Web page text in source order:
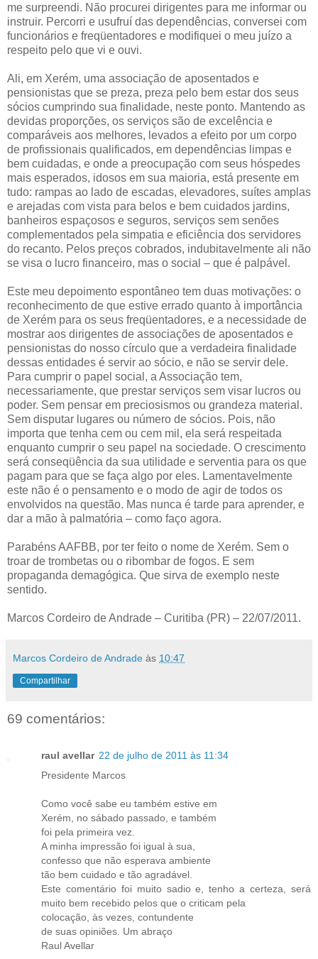
me surpreendi. Não procurei dirigentes para me informar ou
instruir. Percorri e usufruí das dependências, conversei com
funcionários e freqüentadores e modifiquei o meu juízo a
respeito pelo que vi e ouvi.
Ali, em Xerém, uma associação de aposentados e
pensionistas que se preza, preza pelo bem estar dos seus
sócios cumprindo sua finalidade, neste ponto. Mantendo as
devidas proporções, os serviços são de excelência e
comparáveis aos melhores, levados a efeito por um corpo
de profissionais qualificados, em dependências limpas e
bem cuidadas, e onde a preocupação com seus hóspedes
mais esperados, idosos em sua maioria, está presente em
tudo: rampas ao lado de escadas, elevadores, suítes amplas
e arejadas com vista para belos e bem cuidados jardins,
banheiros espaçosos e seguros, serviços sem senões
complementados pela simpatia e eficiência dos servidores
do recanto. Pelos preços cobrados, indubitavelmente ali não
se visa o lucro financeiro, mas o social – que é palpável.
Este meu depoimento espontâneo tem duas motivações: o
reconhecimento de que estive errado quanto à importância
de Xerém para os seus freqüentadores, e a necessidade de
mostrar aos dirigentes de associações de aposentados e
pensionistas do nosso círculo que a verdadeira finalidade
dessas entidades é servir ao sócio, e não se servir dele.
Para cumprir o papel social, a Associação tem,
necessariamente, que prestar serviços sem visar lucros ou
poder. Sem pensar em preciosismos ou grandeza material.
Sem disputar lugares ou número de sócios. Pois, não
importa que tenha cem ou cem mil, ela será respeitada
enquanto cumprir o seu papel na sociedade. O crescimento
será conseqüência da sua utilidade e serventia para os que
pagam para que se faça algo por eles. Lamentavelmente
este não é o pensamento e o modo de agir de todos os
envolvidos na questão. Mas nunca é tarde para aprender, e
dar a mão à palmatória – como faço agora.
Parabéns AAFBB, por ter feito o nome de Xerém. Sem o
troar de trombetas ou o ribombar de fogos. E sem
propaganda demagógica. Que sirva de exemplo neste
sentido.
Marcos Cordeiro de Andrade – Curitiba (PR) – 22/07/2011.
Marcos Cordeiro de Andrade às 10:47
Compartilhar
69 comentários:
raul avellar 22 de julho de 2011 às 11:34
Presidente Marcos
Como você sabe eu também estive em
Xerém, no sábado passado, e também
foi pela primeira vez.
A minha impressão foi igual à sua,
confesso que não esperava ambiente
tão bem cuidado e tão agradável.
Este comentário foi muito sadio e, tenho a certeza, será
muito bem recebido pelos que o criticam pela
colocação, às vezes, contundente
de suas opiniões. Um abraço
Raul Avellar